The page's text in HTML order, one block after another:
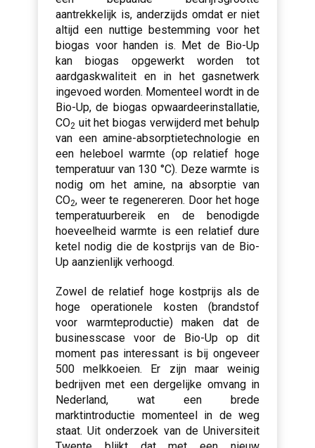
aantrekkelijk is, anderzijds omdat er niet
altijd een nuttige bestemming voor het
biogas voor handen is. Met de Bio-Up
kan biogas opgewerkt worden tot
aardgaskwaliteit en in het gasnetwerk
ingevoed worden. Momenteel wordt in de
Bio-Up, de biogas opwaardeerinstallatie,
CO2 uit het biogas verwijderd met behulp
van een amine-absorptietechnologie en
een heleboel warmte (op relatief hoge
temperatuur van 130 °C). Deze warmte is
nodig om het amine, na absorptie van
CO2, weer te regenereren. Door het hoge
temperatuurbereik en de benodigde
hoeveelheid warmte is een relatief dure
ketel nodig die de kostprijs van de Bio-
Up aanzienlijk verhoogd.
Zowel de relatief hoge kostprijs als de
hoge operationele kosten (brandstof
voor warmteproductie) maken dat de
businesscase voor de Bio-Up op dit
moment pas interessant is bij ongeveer
500 melkkoeien. Er zijn maar weinig
bedrijven met een dergelijke omvang in
Nederland, wat een brede
marktintroductie momenteel in de weg
staat. Uit onderzoek van de Universiteit